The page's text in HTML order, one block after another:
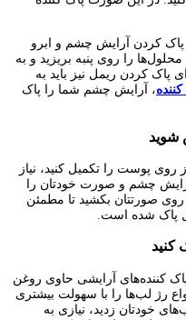
پاک کردن آرایش چشم و ابرو
را روی پنبه بریزید و به
پاک کردن ریمل نیز باید به
، آرایش چشم شما را پاک
پوست را تکمیل کنید، نیاز
چشم و صورت خودتان را
صورتتان بکشید تا مطمئن
پاک شده است.
ساعته، باید از پاک کننده‌های آرایشی حاوی روغن
رژ لب‌ها را با سهولت بیشتری
خودتان زدید، نیازی به